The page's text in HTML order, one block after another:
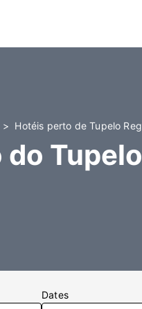
Hotéis perto de Tupelo
Dates